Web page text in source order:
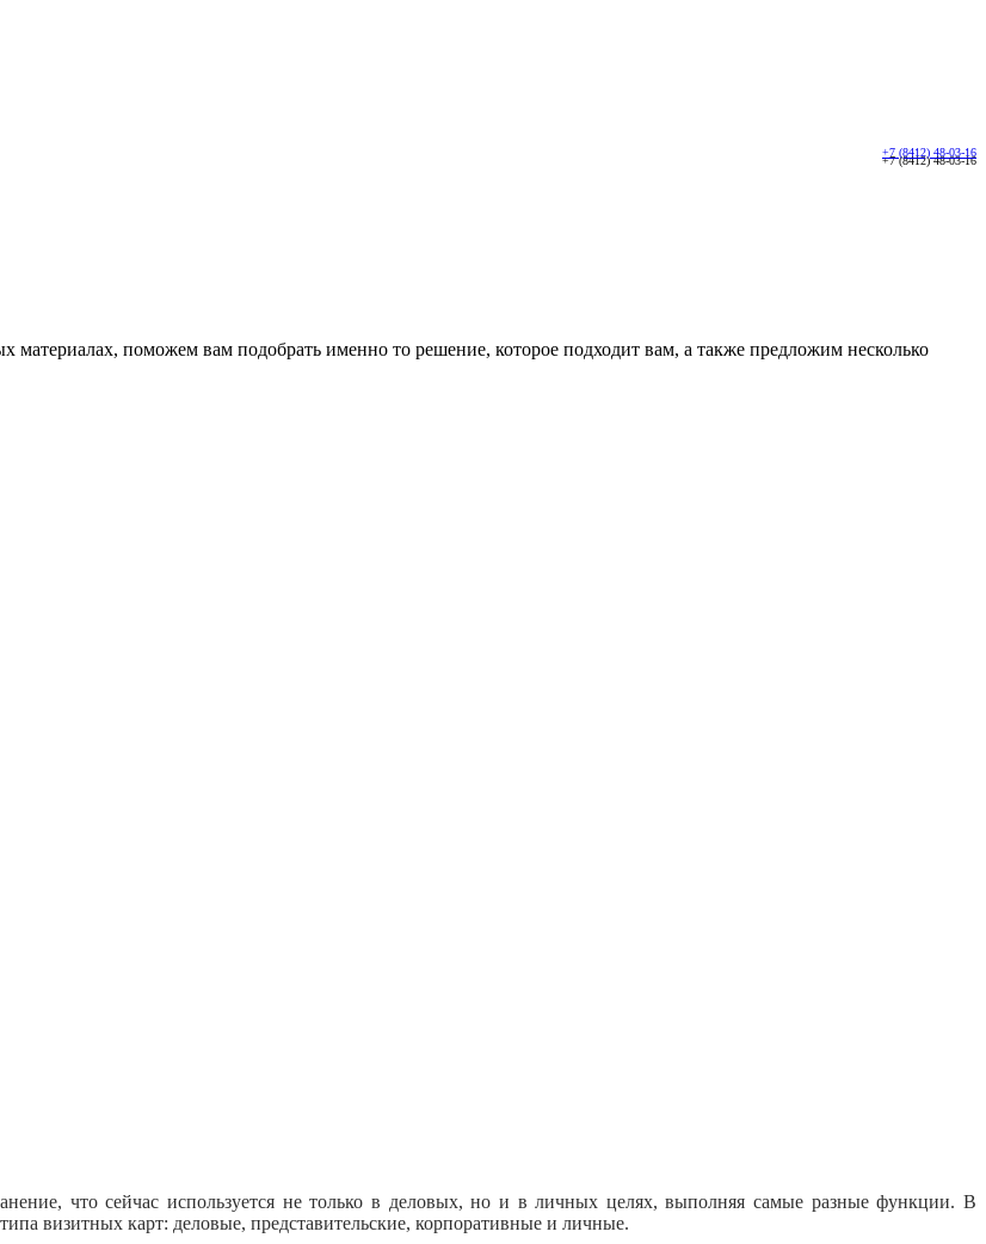
+7 (8412) 48-03-16
+7 (8412) 48-03-16
материалах, поможем вам подобрать именно то решение, которое подходит вам, а также предложим несколько
что сейчас используется не только в деловых, но и в личных целях, выполняя самые разные функции. В
визитных карт: деловые, представительские, корпоративные и личные.